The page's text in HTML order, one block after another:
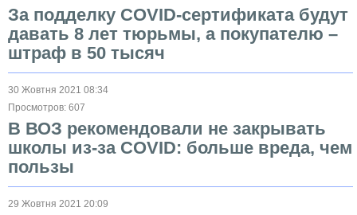
За подделку COVID-сертификата будут
давать 8 лет тюрьмы, а покупателю –
штраф в 50 тысяч
30 Жовтня 2021 08:34
Просмотров: 607
В ВОЗ рекомендовали не закрывать
школы из-за COVID: больше вреда, чем
пользы
29 Жовтня 2021 20:09